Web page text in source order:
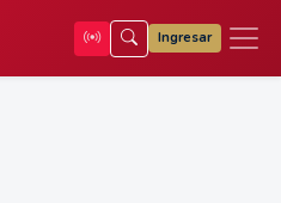
Ingresar